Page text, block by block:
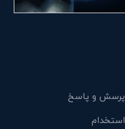
پرسش و پاسخ
استخدام